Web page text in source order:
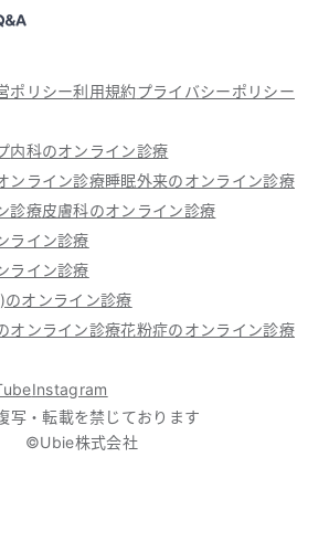
ポリシー利用規約プライバシーポリシー
内科のオンライン診療
ンライン診療睡眠外来のオンライン診療
診療皮膚科のオンライン診療
ライン診療
ライン診療
のオンライン診療
オンライン診療花粉症のオンライン診療
Instagram
写・転載を禁じております
©Ubie株式会社